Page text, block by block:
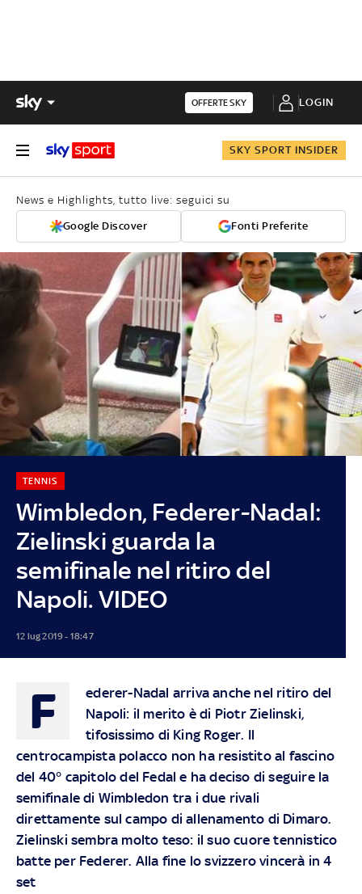
OFFERTE SKY LOGIN
SKY SPORT INSIDER
News e Highlights, tutto live: seguici su
Google Discover Fonti Preferite
Wimbledon, Federer-Nadal:
Zielinski guarda la
semifinale nel ritiro del
Napoli. VIDEO
TENNIS
12 lug 2019 - 18:47
F
ederer-Nadal arriva anche nel ritiro del
Napoli: il merito è di Piotr Zielinski,
tifosissimo di King Roger. Il
centrocampista polacco non ha resistito al fascino
del 40° capitolo del Fedal e ha deciso di seguire la
semifinale di Wimbledon tra i due rivali
direttamente sul campo di allenamento di Dimaro.
Zielinski sembra molto teso: il suo cuore tennistico
batte per Federer. Alla fine lo svizzero vincerà in 4
set